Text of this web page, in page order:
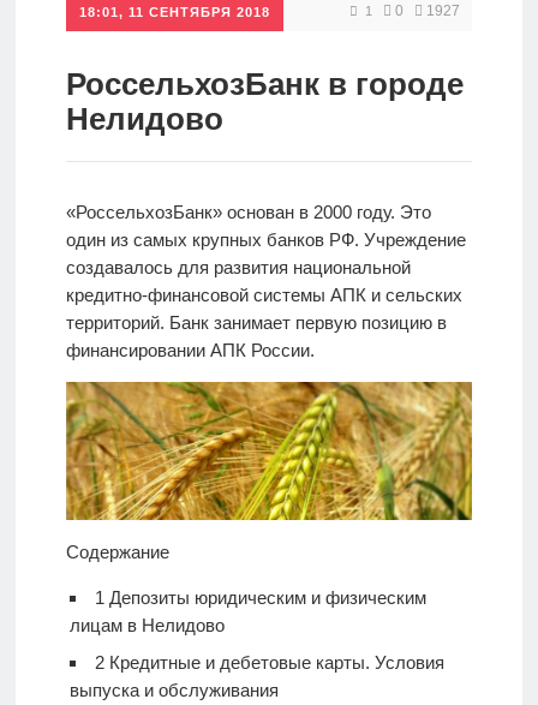
Ипотеки
18:01, 11 СЕНТЯБРЯ 2018 1 0 1927
РоссельхозБанк в городе
Нелидово
«РоссельхозБанк» основан в 2000 году. Это
один из самых крупных банков РФ. Учреждение
создавалось для развития национальной
кредитно-финансовой системы АПК и сельских
территорий. Банк занимает первую позицию в
финансировании АПК России.
Содержание
1 Депозиты юридическим и физическим
лицам в Нелидово
2Кредитные и дебетовые карты. Условия
выпуска и обслуживания